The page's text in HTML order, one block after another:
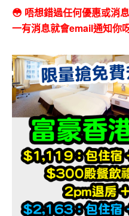
😳 唔想錯過任何優惠或消
一有消息就會email通知你